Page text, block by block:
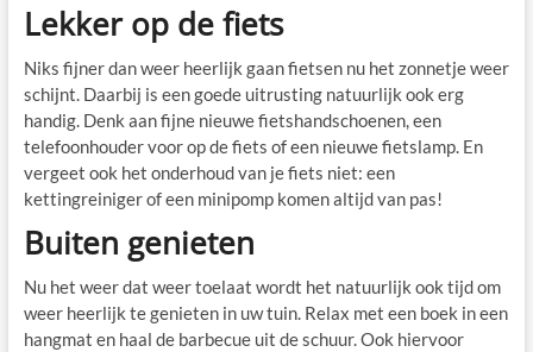
Lekker op de fiets
Niks fijner dan weer heerlijk gaan fietsen nu het zonnetje weer
schijnt. Daarbij is een goede uitrusting natuurlijk ook erg
handig. Denk aan fijne nieuwe fietshandschoenen, een
telefoonhouder voor op de fiets of een nieuwe fietslamp. En
vergeet ook het onderhoud van je fiets niet: een
kettingreiniger of een minipomp komen altijd van pas!
Buiten genieten
Nu het weer dat weer toelaat wordt het natuurlijk ook tijd om
weer heerlijk te genieten in uw tuin. Relax met een boek in een
hangmat en haal de barbecue uit de schuur. Ook hiervoor